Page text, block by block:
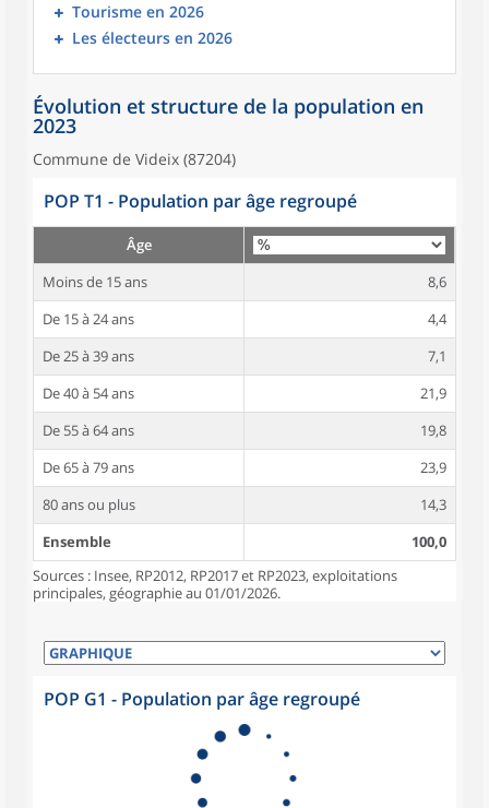
Tourisme en 2026
Les électeurs en 2026
Évolution et structure de la population en
2023
Commune de Videix (87204)
POP T1 - Population par âge regroupé
Âge
Moins de 15 ans
8,6
De 15 à 24 ans
4,4
De 25 à 39 ans
7,1
De 40 à 54 ans
21,9
De 55 à 64 ans
19,8
De 65 à 79 ans
23,9
80 ans ou plus
14,3
Ensemble
100,0
Sources : Insee, RP2012, RP2017 et RP2023, exploitations
principales, géographie au 01/01/2026.
POP G1 - Population par âge regroupé